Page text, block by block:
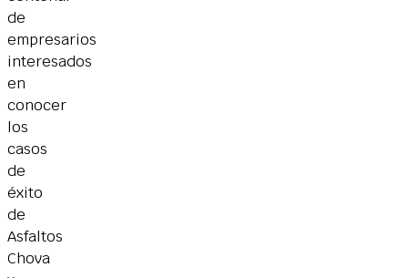
de
empresarios
interesados
en
conocer
los
casos
de
éxito
de
Asfaltos
Chova